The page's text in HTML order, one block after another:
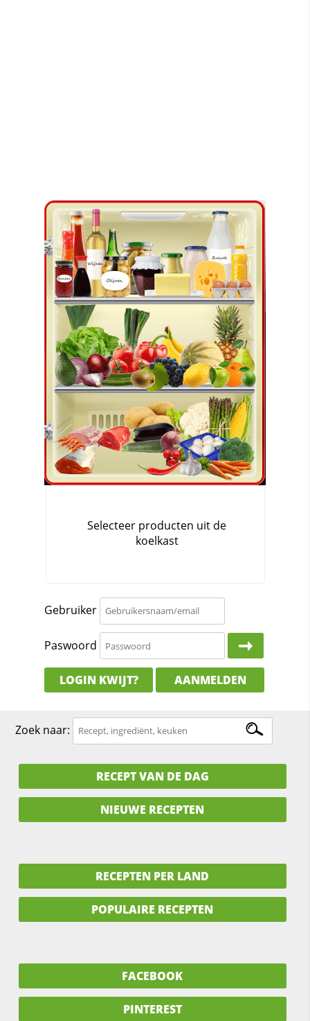
Gebruiker
Paswoord
LOGIN KWIJT? AANMELDEN
Zoek naar:
RECEPT VAN DE DAG
NIEUWE RECEPTEN
RECEPTEN PER LAND
POPULAIRE RECEPTEN
FACEBOOK
PINTEREST